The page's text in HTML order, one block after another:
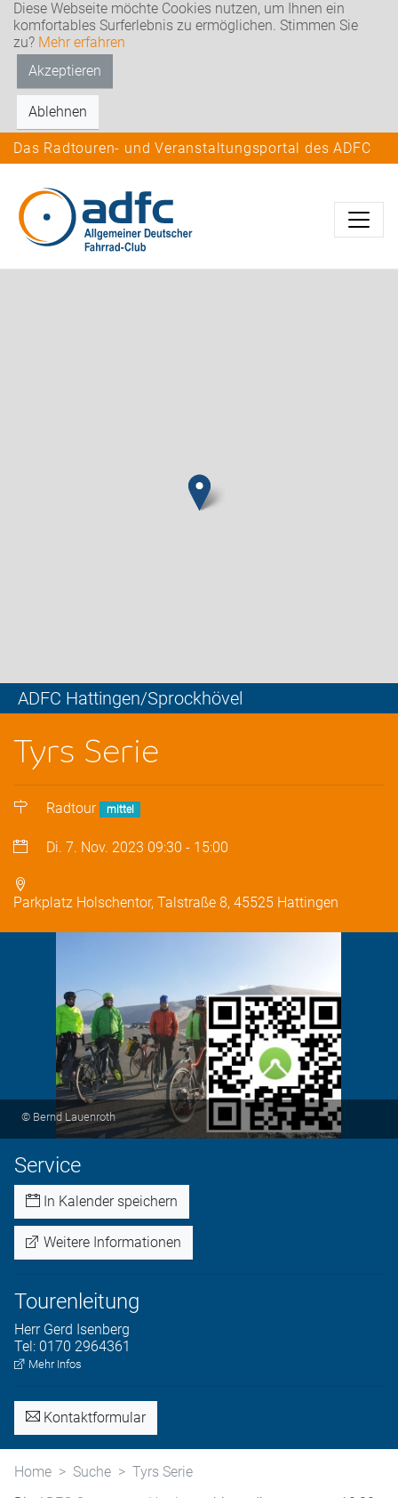
Diese Webseite möchte Cookies nutzen, um Ihnen ein
komfortables Surferlebnis zu ermöglichen. Stimmen Sie
zu? Mehr erfahren
Akzeptieren
Ablehnen
Das Radtouren- und Veranstaltungsportal des ADFC
ADFC Hattingen/Sprockhövel
Tyrs Serie
Radtour mittel
Di. 7. Nov. 2023 09:30 - 15:00
Parkplatz Holschentor, Talstraße 8, 45525 Hattingen
© Bernd Lauenroth
Service
In Kalender speichern
Weitere Informationen
Tourenleitung
Herr Gerd Isenberg
Tel: 0170 2964361
Mehr Infos
Kontaktformular
Home Suche
Tyrs Serie